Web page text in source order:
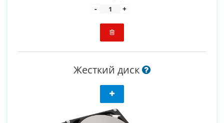
- +
Жесткий диск